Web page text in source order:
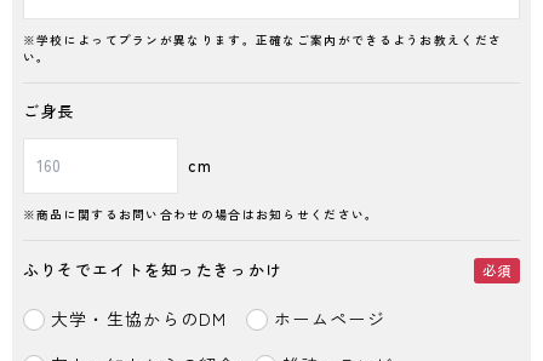
※学校によってプランが異なります。正確なご案内ができるようお教えくださ
い。
ご身長
cm
※商品に関するお問い合わせの場合はお知らせください。
ふりそでエイトを知ったきっかけ 必須
大学・生協からのDM
ホームページ